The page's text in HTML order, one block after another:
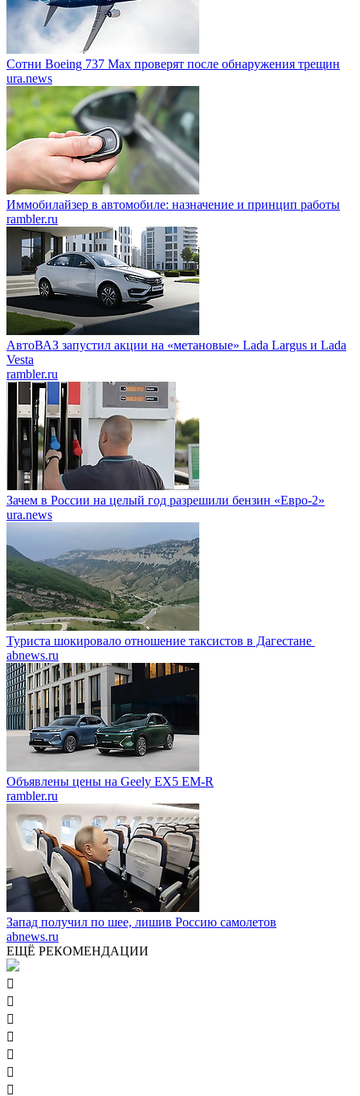
Сотни Boeing 737 Max проверят после обнаружения трещин
ura.news
Иммобилайзер в автомобиле: назначение и принцип работы
rambler.ru
АвтоВАЗ запустил акции на «метановые» Lada Largus и Lada
Vesta
rambler.ru
Зачем в России на целый год разрешили бензин «Евро-2»
ura.news
Туриста шокировало отношение таксистов в Дагестане
abnews.ru
Объявлены цены на Geely EX5 EM-R
rambler.ru
Запад получил по шее, лишив Россию самолетов
abnews.ru
ЕЩЁ РЕКОМЕНДАЦИИ






